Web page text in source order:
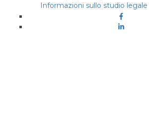
Informazioni sullo studio legale
Facebook
Linkedin